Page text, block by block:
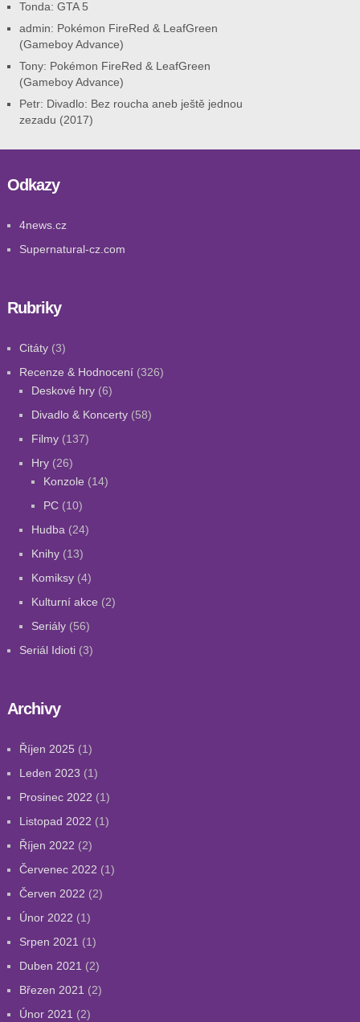
Tonda: GTA 5
admin: Pokémon FireRed & LeafGreen
(Gameboy Advance)
Tony: Pokémon FireRed & LeafGreen
(Gameboy Advance)
Petr: Divadlo: Bez roucha aneb ještě jednou
zezadu (2017)
Odkazy
4news.cz
Supernatural-cz.com
Rubriky
Citáty(3)
Recenze & Hodnocení(326)
Deskové hry(6)
Divadlo & Koncerty(58)
Filmy(137)
Hry(26)
Konzole (14)
PC(10)
Hudba(24)
Knihy(13)
Komiksy(4)
Kulturní akce (2)
Seriály(56)
Seriál Idioti(3)
Archivy
Říjen 2025 (1)
Leden 2023 (1)
Prosinec 2022 (1)
Listopad 2022 (1)
Říjen 2022 (2)
Červenec 2022 (1)
Červen 2022 (2)
Únor 2022 (1)
Srpen 2021 (1)
Duben 2021 (2)
Březen 2021 (2)
Únor 2021 (2)